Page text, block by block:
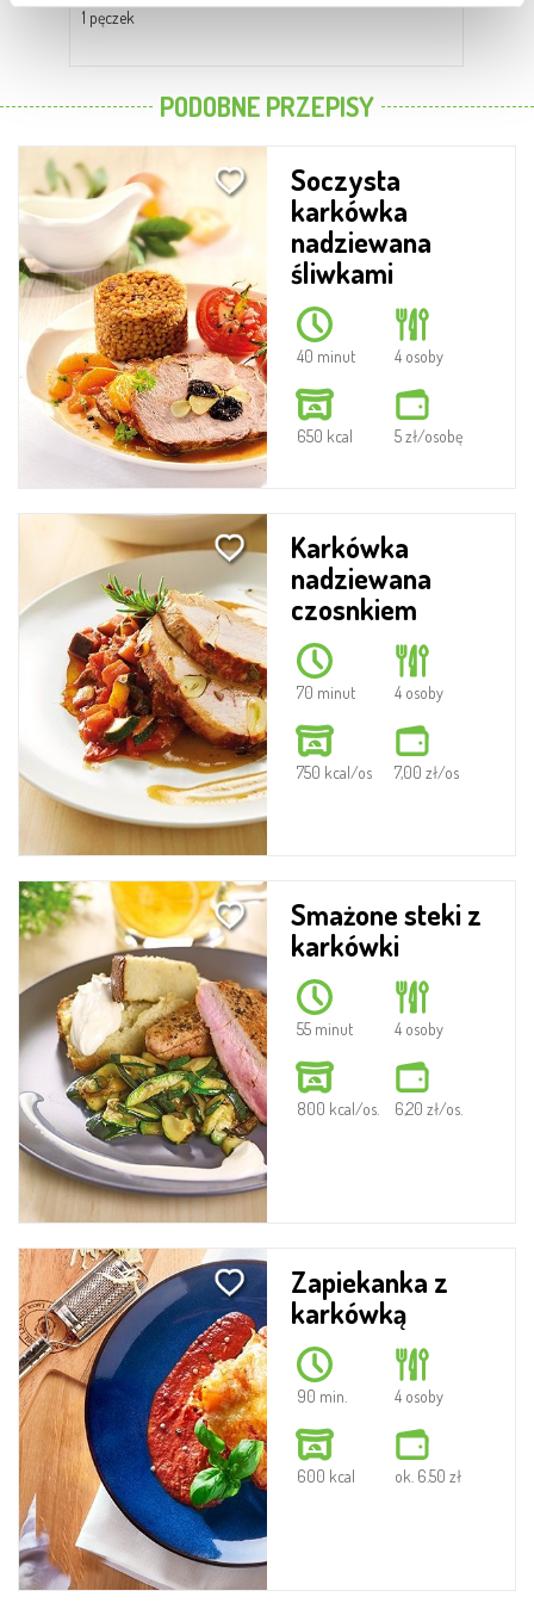
1 pęczek
PODOBNE PRZEPISY
Soczysta
karkówka
nadziewana
śliwkami
40 minut 4 osoby
650 kcal 5 zł/osobę
Karkówka
nadziewana
czosnkiem
70 minut 4 osoby
750 kcal/os 7,00 zł/os
Smażone steki z
karkówki
55 minut 4 osoby
800 kcal/os. 6,20 zł/os.
Zapiekanka z
karkówką
90 min. 4 osoby
600 kcal ok. 6.50 zł